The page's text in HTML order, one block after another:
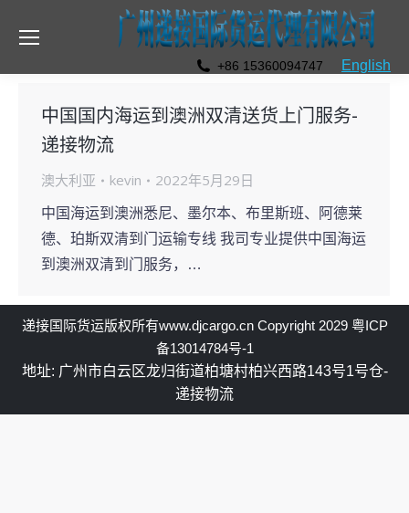
+86 15360094747 English
中国国内海运到澳洲双清送货上门服务-
递接物流
澳大利亚 kevin 2022年5月29日
中国海运到澳洲悉尼、墨尔本、布里斯班、阿德莱
德、珀斯双清到门运输专线 我司专业提供中国海运
到澳洲双清到门服务，…
递接国际货运版权所有www.djcargo.cnCopyright 2029 粤ICP
备13014784号-1
地址: 广州市白云区龙归街道柏塘村柏兴西路143号1号仓-
递接物流